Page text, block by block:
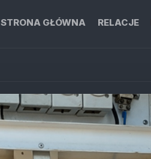
STRONA GŁÓWNA RELACJE